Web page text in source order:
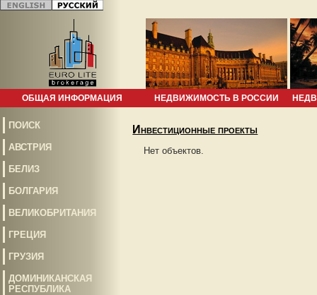
ОБЩАЯ ИНФОРМАЦИЯ НЕДВИЖИМОСТЬ В РОССИИ
ПОИСК
АВСТРИЯ
БЕЛИЗ
БОЛГАРИЯ
ВЕЛИКОБРИТАНИЯ
ГРЕЦИЯ
ГРУЗИЯ
ДОМИНИКАНСКАЯ
РЕСПУБЛИКА
Инвестиционные проекты
Нет объектов.